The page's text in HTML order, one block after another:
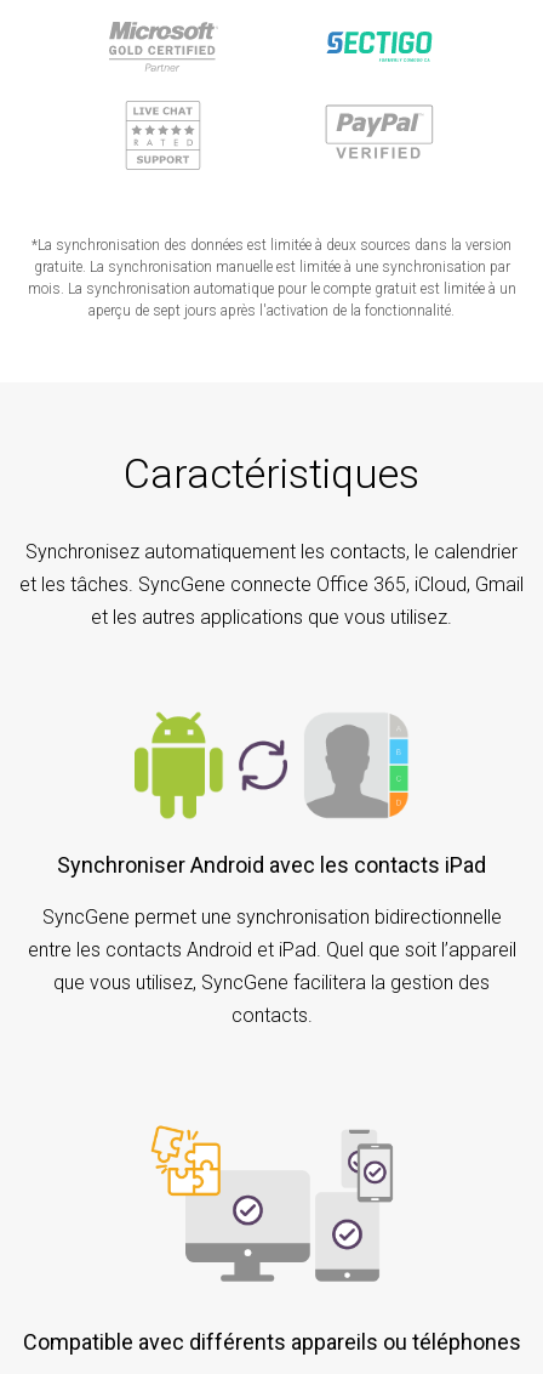
*La synchronisation des données est limitée à deux sources dans la version
gratuite. La synchronisation manuelle est limitée à une synchronisation par
mois. La synchronisation automatique pour le compte gratuit est limitée à un
aperçu de sept jours après l'activation de la fonctionnalité.
Caractéristiques
Synchronisez automatiquement les contacts, le calendrier
et les tâches. SyncGene connecte Office 365, iCloud, Gmail
et les autres applications que vous utilisez.
Synchroniser Android avec les contacts iPad
SyncGene permet une synchronisation bidirectionnelle
entre les contacts Android et iPad. Quel que soit l’appareil
que vous utilisez, SyncGene facilitera la gestion des
contacts.
Compatible avec différents appareils ou téléphones